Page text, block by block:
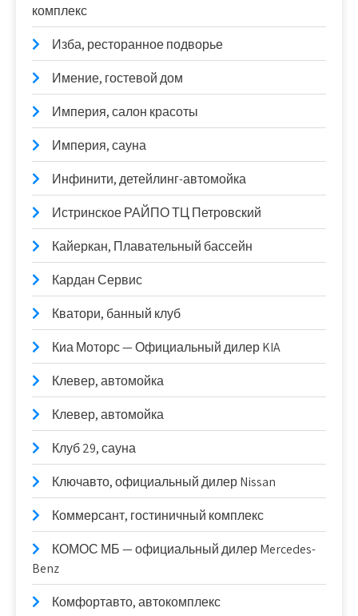
комплекс
Изба, ресторанное подворье
Имение, гостевой дом
Империя, салон красоты
Империя, сауна
Инфинити, детейлинг-автомойка
Истринское РАЙПО ТЦ Петровский
Кайеркан, Плавательный бассейн
Кардан Сервис
Кватори, банный клуб
Киа Моторс — Официальный дилер KIA
Клевер, автомойка
Клевер, автомойка
Клуб 29, сауна
Ключавто, официальный дилер Nissan
Коммерсант, гостиничный комплекс
КОМОС МБ — официальный дилер Mercedes-
Benz
Комфортавто, автокомплекс